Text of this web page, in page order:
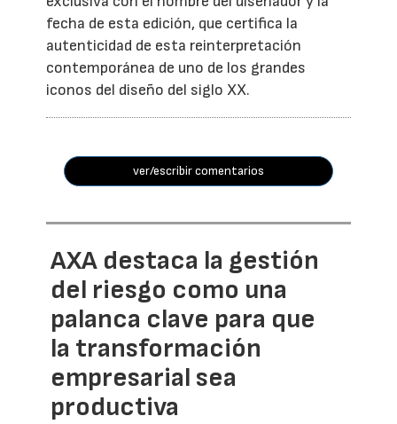
fecha de esta edición, que certifica la
autenticidad de esta reinterpretación
contemporánea de uno de los grandes
iconos del diseño del siglo XX.
ver/escribir comentarios
AXA destaca la gestión
del riesgo como una
palanca clave para que
la transformación
empresarial sea
productiva